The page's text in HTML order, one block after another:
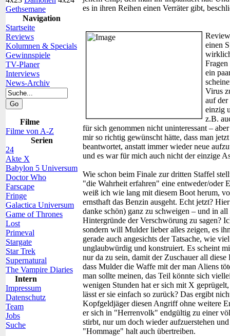
Gethsemane
Navigation
Startseite
Reviews
Kolumnen & Specials
Gewinnspiele
TV-Planer
Interviews
News-Archiv
Filme
Filme von A-Z
Serien
24
Akte X
Babylon 5 Universum
Doctor Who
Farscape
Fringe
Galactica Universum
Game of Thrones
Lost
Primeval
Stargate
Star Trek
Supernatural
The Vampire Diaries
Intern
Impressum
Datenschutz
Team
Jobs
Suche
es in ihren Reihen einen Verräter gibt,
einen
ein
Virus
auf der
einzig
z.B.
für sich genommen nicht uninteressant –
mir so richtig gewünscht hätte, dass man
beantwortet, anstatt immer wieder neue
und es war für mich auch nicht der einzige
Wie schon beim Finale zur dritten Staffel
"die Wahrheit erfahren" eine entweder/oder
weiß ich wie lang mit diesem Boot herum,
ernsthaft das Benzin ausgeht. Echt jetzt?
danke schön) ganz zu schweigen – und in
Hintergründe der Verschwörung zu sagen?
sondern will Mulder lieber alles zeigen, es
gerade auch angesichts der Tatsache, wie
unglaubwürdig und konstruiert. Es scheint
nur da zu sein, damit der Zuschauer all
dass Mulder die Waffe mit der man Aliens
man sollte meinen, das Teil könnte sich
wenigen Stunden hat er sich mit X
lässt er sie einfach so zurück? Das ergibt
Kopfgeldjäger diesen Angriff ohne weitere
er sich in "Herrenvolk" endgültig zu einer
stirbt, nur um doch wieder aufzuerstehen
"Hommage" halt auch übertreiben.